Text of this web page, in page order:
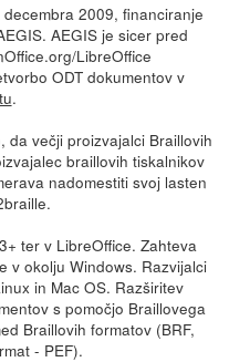
2009, financiranje
AEGIS je sicer pred
LibreOffice
ODT dokumentov v
.
večji proizvajalci Braillovih
braillovih tiskalnikov
nadomestiti svoj lasten
ter v LibreOffice. Zahteva
v okolju Windows. Razvijalci
in Mac OS. Razširitev
s pomočjo Braillovega
Braillovih formatov (BRF,
- PEF).